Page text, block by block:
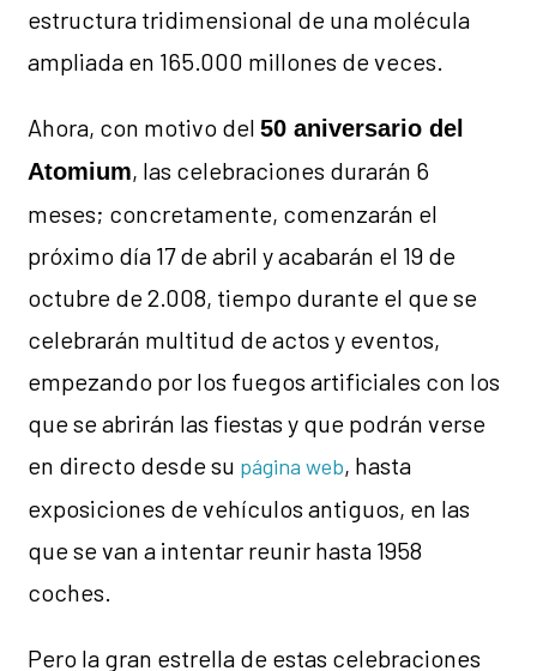
estructura tridimensional de una molécula
ampliada en 165.000 millones de veces.
Ahora, con motivo del50 aniversario del
Atomium, las celebraciones durarán 6
meses; concretamente, comenzarán el
próximo día 17 de abril y acabarán el 19 de
octubre de 2.008, tiempo durante el que se
celebrarán multitud de actos y eventos,
empezando por los fuegos artificiales con los
que se abrirán las fiestas y que podrán verse
en directo desde su página web, hasta
exposiciones de vehículos antiguos, en las
que se van a intentar reunir hasta 1958
coches.
Pero la gran estrella de estas celebraciones